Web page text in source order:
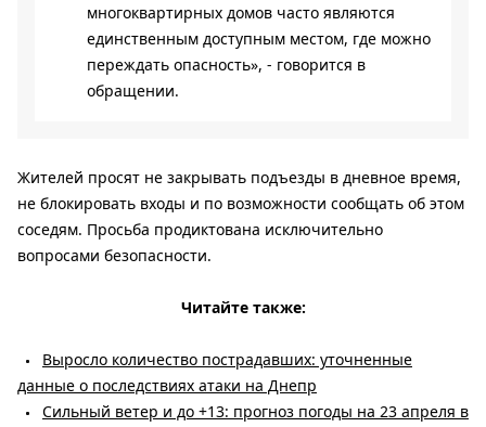
многоквартирных домов часто являются
единственным доступным местом, где можно
переждать опасность», - говорится в
обращении.
Жителей просят не закрывать подъезды в дневное время,
не блокировать входы и по возможности сообщать об этом
соседям. Просьба продиктована исключительно
вопросами безопасности.
Читайте также:
Выросло количество пострадавших: уточненные
данные о последствиях атаки на Днепр
Сильный ветер и до +13: прогноз погоды на 23 апреля в